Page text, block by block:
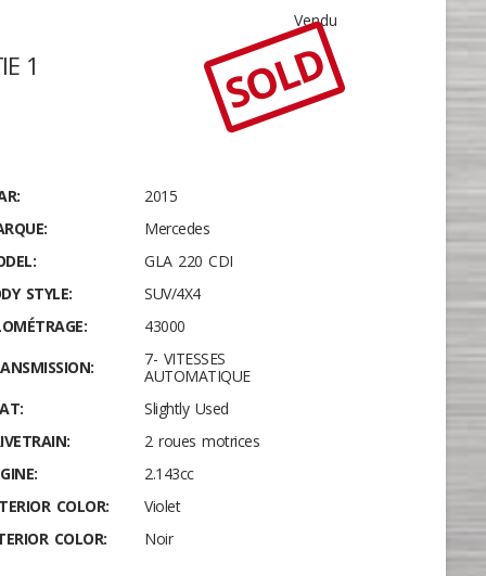
1
Vendu
SOLD
2015
Mercedes
GLA 220 CDI
STYLE:
SUV/4X4
43000
7- VITESSES
AUTOMATIQUE
Slightly Used
2 roues motrices
2.143cc
COLOR:
Violet
COLOR:
Noir